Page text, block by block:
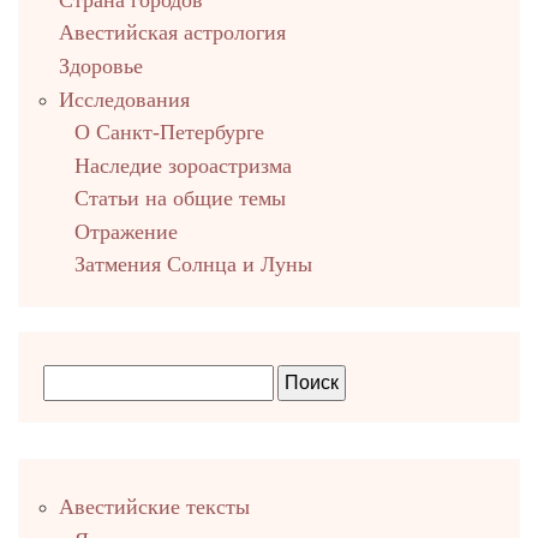
Авестийская астрология
Здоровье
Исследования
О Санкт-Петербурге
Наследие зороастризма
Cтатьи на общие темы
Отражение
Затмения Солнца и Луны
столбец
Авестийские тексты